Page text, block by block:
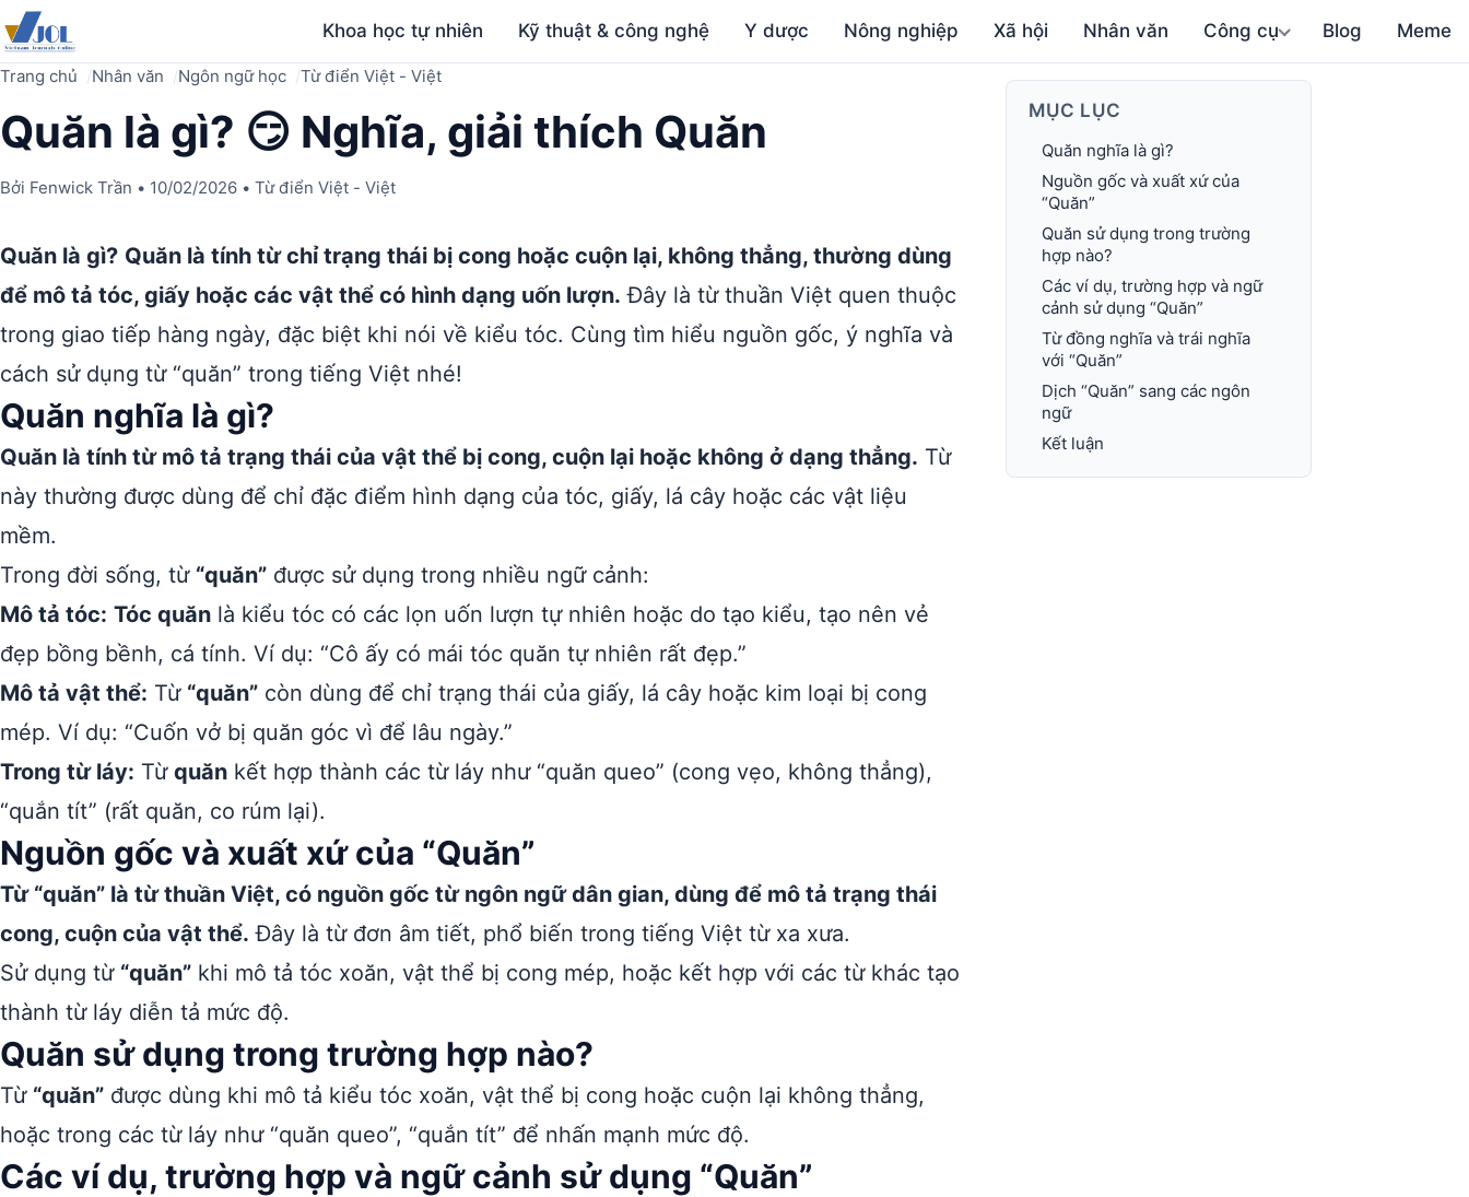
Khoa học tự nhiên Kỹ thuật & công nghệ Y dược Nông nghiệp Xã hội Nhân văn Công cụ Blog Meme
Trang chủ Nhân văn Ngôn ngữ học Từ điển Việt - Việt
Quăn là gì? 😏 Nghĩa, giải thích Quăn
Bởi Fenwick Trần • 10/02/2026 • Từ điển Việt - Việt
Quăn là gì? Quăn là tính từ chỉ trạng thái bị cong hoặc cuộn lại, không thẳng, thường dùng
để mô tả tóc, giấy hoặc các vật thể có hình dạng uốn lượn. Đây là từ thuần Việt quen thuộc
trong giao tiếp hàng ngày, đặc biệt khi nói về kiểu tóc. Cùng tìm hiểu nguồn gốc, ý nghĩa và
cách sử dụng từ “quăn” trong tiếng Việt nhé!
Quăn nghĩa là gì?
Quăn là tính từ mô tả trạng thái của vật thể bị cong, cuộn lại hoặc không ở dạng thẳng. Từ
này thường được dùng để chỉ đặc điểm hình dạng của tóc, giấy, lá cây hoặc các vật liệu
mềm.
Trong đời sống, từ “quăn” được sử dụng trong nhiều ngữ cảnh:
Mô tả tóc: Tóc quăn là kiểu tóc có các lọn uốn lượn tự nhiên hoặc do tạo kiểu, tạo nên vẻ
đẹp bồng bềnh, cá tính. Ví dụ: “Cô ấy có mái tóc quăn tự nhiên rất đẹp.”
Mô tả vật thể: Từ “quăn” còn dùng để chỉ trạng thái của giấy, lá cây hoặc kim loại bị cong
mép. Ví dụ: “Cuốn vở bị quăn góc vì để lâu ngày.”
Trong từ láy: Từ quăn kết hợp thành các từ láy như “quăn queo” (cong vẹo, không thẳng),
“quắn tít” (rất quăn, co rúm lại).
Nguồn gốc và xuất xứ của “Quăn”
Từ “quăn” là từ thuần Việt, có nguồn gốc từ ngôn ngữ dân gian, dùng để mô tả trạng thái
cong, cuộn của vật thể. Đây là từ đơn âm tiết, phổ biến trong tiếng Việt từ xa xưa.
Sử dụng từ “quăn” khi mô tả tóc xoăn, vật thể bị cong mép, hoặc kết hợp với các từ khác tạo
thành từ láy diễn tả mức độ.
Quăn sử dụng trong trường hợp nào?
Từ “quăn” được dùng khi mô tả kiểu tóc xoăn, vật thể bị cong hoặc cuộn lại không thẳng,
hoặc trong các từ láy như “quăn queo”, “quắn tít” để nhấn mạnh mức độ.
Các ví dụ, trường hợp và ngữ cảnh sử dụng “Quăn”
MỤC LỤC
Quăn nghĩa là gì?
Nguồn gốc và xuất xứ của
“Quăn”
Quăn sử dụng trong trường
hợp nào?
Các ví dụ, trường hợp và ngữ
cảnh sử dụng “Quăn”
Từ đồng nghĩa và trái nghĩa
với “Quăn”
Dịch “Quăn” sang các ngôn
ngữ
Kết luận